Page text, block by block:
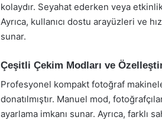
kolaydır. Seyahat ederken veya
Ayrıca, kullanıcı dostu arayüzleri ve
sunar.
Çeşitli Çekim Modları ve
Profesyonel kompakt fotoğraf
donatılmıştır. Manuel mod,
ayarlama imkanı sunar. Ayrıca, farklı